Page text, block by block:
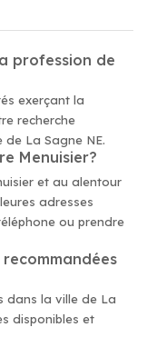
profession de
exerçant la
recherche
La Sagne NE.
Menuisier?
et au alentour
adresses
ou prendre
dans la ville de La
disponibles et